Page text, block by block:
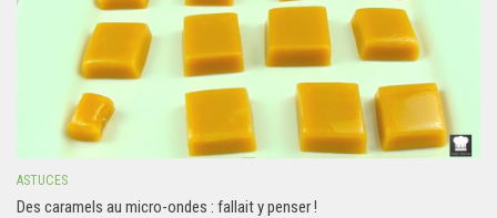
ASTUCES
Des caramels au micro-ondes : fallait y penser !